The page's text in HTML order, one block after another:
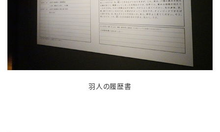
羽人の履歴書